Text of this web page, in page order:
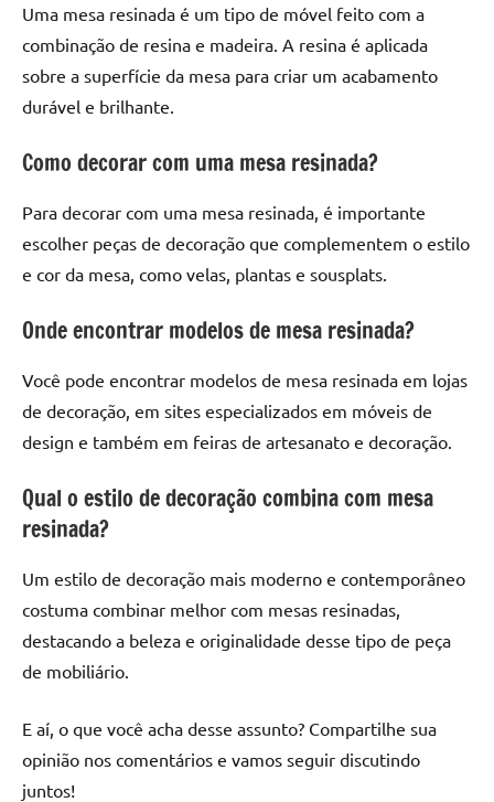
Uma mesa resinada é um tipo de móvel feito com a
combinação de resina e madeira. A resina é aplicada
sobre a superfície da mesa para criar um acabamento
durável e brilhante.
Como decorar com uma mesa resinada?
Para decorar com uma mesa resinada, é importante
escolher peças de decoração que complementem o estilo
e cor da mesa, como velas, plantas e sousplats.
Onde encontrar modelos de mesa resinada?
Você pode encontrar modelos de mesa resinada em lojas
de decoração, em sites especializados em móveis de
design e também em feiras de artesanato e decoração.
Qual o estilo de decoração combina com mesa
resinada?
Um estilo de decoração mais moderno e contemporâneo
costuma combinar melhor com mesas resinadas,
destacando a beleza e originalidade desse tipo de peça
de mobiliário.
E aí, o que você acha desse assunto? Compartilhe sua
opinião nos comentários e vamos seguir discutindo
juntos!